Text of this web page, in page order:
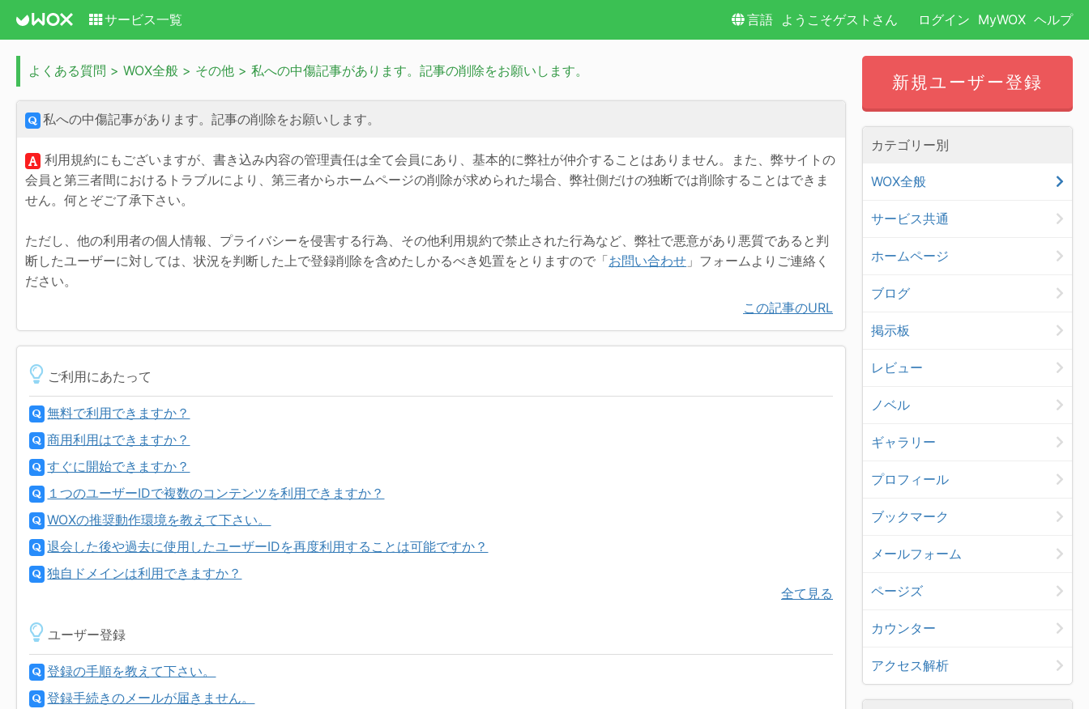
サービス一覧 言語 ようこそゲストさん ログイン MyWOX ヘルプ
よくある質問 > WOX全般 > その他 > 私への中傷記事があります。記事の削除をお願いします。
私への中傷記事があります。記事の削除をお願いします。
利用規約にもございますが、書き込み内容の管理責任は全て会員にあり、基本的に弊社が仲介することはありません。また、弊サイトの
会員と第三者間におけるトラブルにより、第三者からホームページの削除が求められた場合、弊社側だけの独断では削除することはできま
せん。何とぞご了承下さい。
ただし、他の利用者の個人情報、プライバシーを侵害する行為、その他利用規約で禁止された行為など、弊社で悪意があり悪質であると判
断したユーザーに対しては、状況を判断した上で登録削除を含めたしかるべき処置をとりますので「お問い合わせ 」フォームよりご連絡く
ださい。
この記事のURL
ご利用にあたって
無料で利用できますか？
商用利用はできますか？
すぐに開始できますか？
１つのユーザーIDで複数のコンテンツを利用できますか？
WOXの推奨動作環境を教えて下さい。
退会した後や過去に使用したユーザーIDを再度利用することは可能ですか？
独自ドメインは利用できますか？
全て見る
ユーザー登録
登録の手順を教えて下さい。
登録手続きのメールが届きません。
新規ユーザー登録
カテゴリー別
WOX全般
サービス共通
ホームページ
ブログ
掲示板
レビュー
ノベル
ギャラリー
プロフィール
ブックマーク
メールフォーム
ページズ
カウンター
アクセス解析